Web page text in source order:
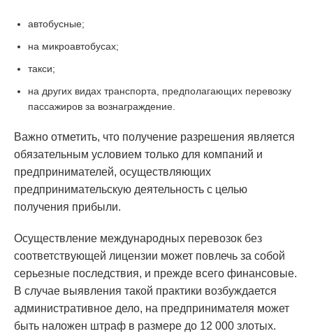
автобусные;
на микроавтобусах;
такси;
на других видах транспорта, предполагающих перевозку
пассажиров за вознаграждение.
Важно отметить, что получение разрешения является
обязательным условием только для компаний и
предпринимателей, осуществляющих
предпринимательскую деятельность с целью
получения прибыли.
Осуществление международных перевозок без
соответствующей лицензии может повлечь за собой
серьезные последствия, и прежде всего финансовые.
В случае выявления такой практики возбуждается
административное дело, на предпринимателя может
быть наложен штраф в размере до 12 000 злотых.